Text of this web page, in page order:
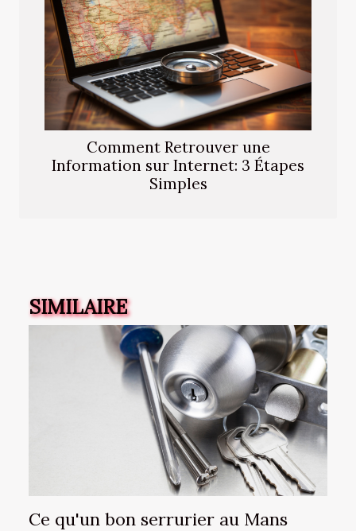
Comment Retrouver une
Information sur Internet: 3 Étapes
Simples
SIMILAIRE
Ce qu'un bon serrurier au Mans